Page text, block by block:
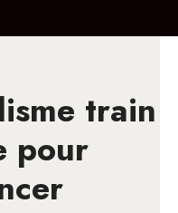
train
pour